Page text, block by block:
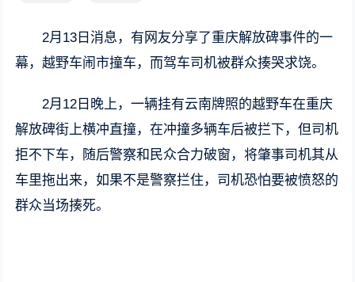
2月13日消息，有网友分享了重庆解放碑事件的一
幕，越野车闹市撞车，而驾车司机被群众揍哭求饶。
2月12日晚上，一辆挂有云南牌照的越野车在重庆
解放碑街上横冲直撞，在冲撞多辆车后被拦下，但司机
拒不下车，随后警察和民众合力破窗，将肇事司机其从
车里拖出来，如果不是警察拦住，司机恐怕要被愤怒的
群众当场揍死。